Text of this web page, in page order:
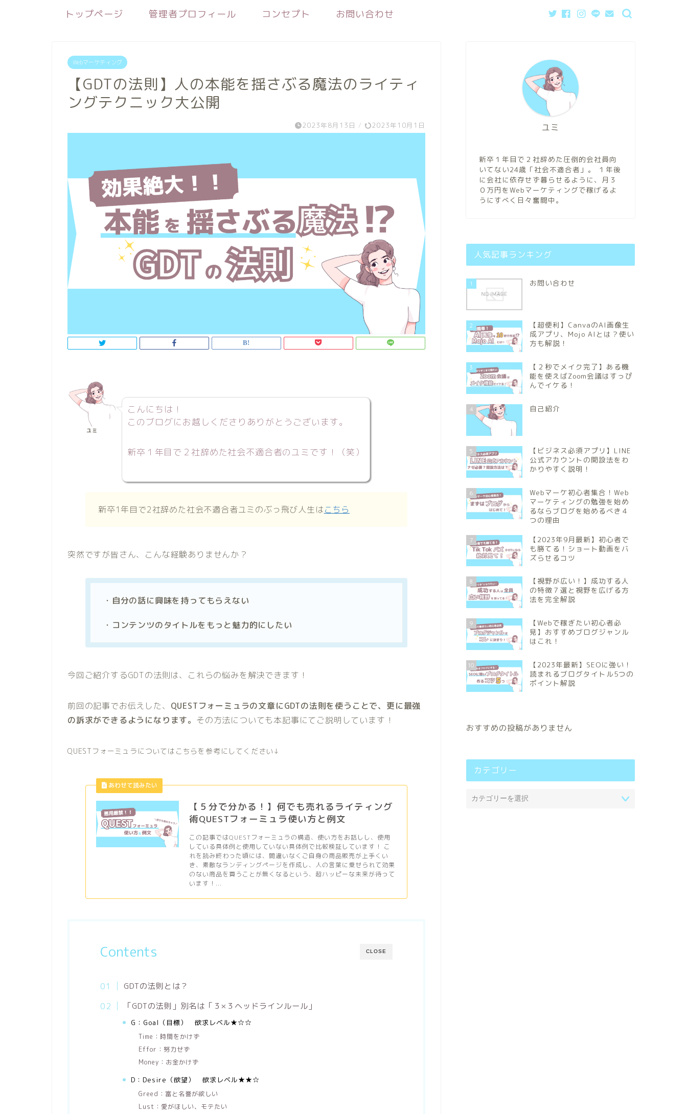
トップページ 管理者プロフィール コンセプト お問い合わせ
Webマーケティング
【GDTの法則】人の本能を揺さぶる魔法のライティ
ングテクニック大公開
2023年8月13日 / 2023年10月1日
ユミ
こんにちは！
このブログにお越しくださりありがとうございます。
新卒１年目で２社辞めた社会不適合者のユミです！（笑）
新卒1年目で2社辞めた社会不適合者ユミのぶっ飛び人生はこちら
突然ですが皆さん、こんな経験ありませんか？
・自分の話に興味を持ってもらえない
・コンテンツのタイトルをもっと魅力的にしたい
今回ご紹介するGDTの法則は、これらの悩みを解決できます！
前回の記事でお伝えした、 QUESTフォーミュラの文章にGDTの法則を使うことで、更に最強
の訴求ができるようになります。 その方法についても本記事にてご説明しています！
QUESTフォーミュラについてはこちらを参考にしてください↓
【５分で分かる！】何でも売れるライティング
術QUESTフォーミュラ使い方と例文
この記事ではQUESTフォーミュラの構造、使い方をお話しし、使用
している具体例と使用していない具体例で比較検証しています！ こ
れを読み終わった頃には、間違いなくご自身の商品販売が上手くい
き、素敵なランディングページを作成し、人の言葉に乗せられて効果
のない商品を買うことが無くなるという、超ハッピーな未来が待って
います！...
CLOSE
Contents
GDTの法則とは？
「GDTの法則」別名は「３×３ヘッドラインルール」
G：Goal（目標） 欲求レベル★☆☆
Time：時間をかけず
Effor：努力せず
Money：お金かけず
D：Desire（欲望） 欲求レベル★★☆
Greed：富と名誉が欲しい
Lust：愛がほしい、モテたい
ユミ
新卒１年目で２社辞めた圧倒的会社員向
いてない24歳「社会不適合者」。 １年後
に会社に依存せず暮らせるように、月３
０万円をWebマーケティングで稼げるよ
うにすべく日々奮闘中。
人気記事ランキング
1 お問い合わせ
2
【超便利】CanvaのAI画像生
成アプリ、Mojo AIとは？使い
方も解説！
3
【２秒でメイク完了】ある機
能を使えばZoom会議はすっぴ
んでイケる！
4 自己紹介
5
【ビジネス必須アプリ】LINE
公式アカウントの開設法をわ
かりやすく説明！
6
Webマーケ初心者集合！Web
マーケティングの勉強を始め
るならブログを始めるべき４
つの理由
7
【2023年9月最新】初心者で
も勝てる！ショート動画をバ
ズらせるコツ
8
【視野が広い！】成功する人
の特徴７選と視野を広げる方
法を完全解説
9
【Webで稼ぎたい初心者必
見】おすすめブログジャンル
はこれ！
10
【2023年最新】SEOに強い！
読まれるブログタイトル5つの
ポイント解説
おすすめの投稿がありません
カテゴリー